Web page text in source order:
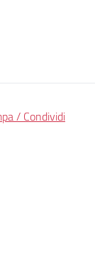
/ Condividi